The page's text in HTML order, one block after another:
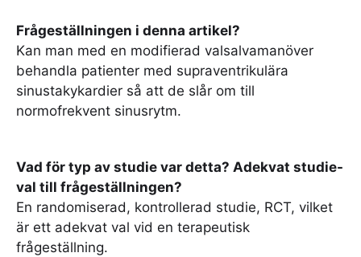
Frågeställningen i denna artikel?
Kan man med en modifierad valsalvamanöver
behandla patienter med supraventrikulära
sinustakykardier så att de slår om till
normofrekvent sinusrytm.
Vad för typ av studie var detta? Adekvat studie-
val till frågeställningen?
En randomiserad, kontrollerad studie, RCT, vilket
är ett adekvat val vid en terapeutisk
frågeställning.